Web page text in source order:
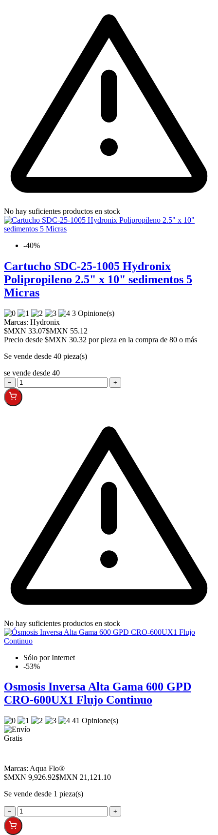
No hay suficientes productos en stock
-40%
Cartucho SDC-25-1005 Hydronix
Polipropileno 2.5" x 10" sedimentos 5
Micras
3 Opinione(s)
Marcas: Hydronix
$MXN 33.07$MXN 55.12
Precio desde $MXN 30.32 por pieza en la compra de 80 o más
Se vende desde 40 pieza(s)
se vende desde 40
− +
No hay suficientes productos en stock
Sólo por Internet
-53%
Osmosis Inversa Alta Gama 600 GPD
CRO-600UX1 Flujo Continuo
41 Opinione(s)
Marcas: Aqua Flo®
$MXN 9,926.92$MXN 21,121.10
Se vende desde 1 pieza(s)
− +